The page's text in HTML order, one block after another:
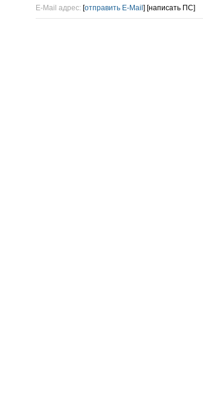
E-Mail адрес: [отправить E-Mail ] [написать ПС]